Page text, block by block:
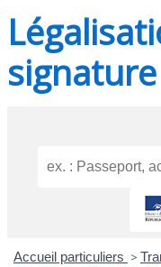
signature
Accueil particuliers >